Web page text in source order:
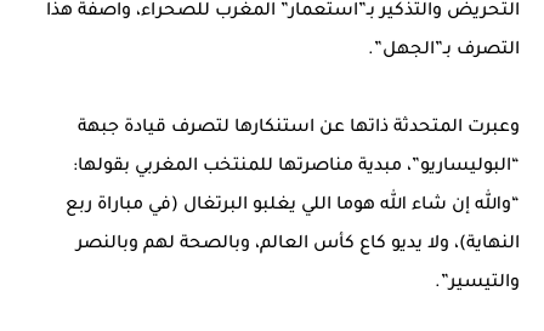
التحريض والتذكير بـ”استعمار” المغرب للصحراء، واصفة هذا
التصرف بـ”الجهل”.
وعبرت المتحدثة ذاتها عن استنكارها لتصرف قيادة جبهة
“البوليساريو”، مبدية مناصرتها للمنتخب المغربي بقولها:
“والله إن شاء الله هوما اللي يغلبو البرتغال (في مباراة ربع
النهاية)، ولا يديو كاع كأس العالم، وبالصحة لهم وبالنصر
والتيسير”.